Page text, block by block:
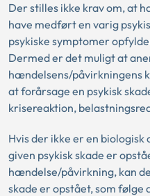
Der stilles ikke krav om, at
have medført en varig
psykiske symptomer
Dermed er det muligt at
hændelsens/påvirkningens
at forårsage en psykisk
krisereaktion,
Hvis der ikke er en
given psykisk skade er
hændelse/påvirkning, kan
skade er opstået, som